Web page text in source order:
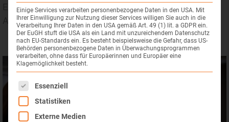
Ergotherapeuten können bei der Auswahl und
Anpassung solcher Hilfsmittel behilflich sein.
Einige Services verarbeiten personenbezogene Daten in den USA. Mit
Ihrer Einwilligung zur Nutzung dieser Services willigen Sie auch in die
Verarbeitung Ihrer Daten in den USA gemäß Art. 49 (1) lit. a GDPR ein.
Der EuGH stuft die USA als ein Land mit unzureichendem Datenschutz
nach EU-Standards ein. Es besteht beispielsweise die Gefahr, dass US-
Behörden personenbezogene Daten in Überwachungsprogrammen
verarbeiten, ohne dass für Europäerinnen und Europäer eine
Klagemöglichkeit besteht.
Es folgt eine Liste der Service-Gruppen, für die eine
Essenziell
Statistiken
Externe Medien